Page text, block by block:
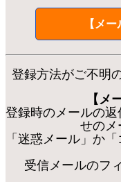
【メ
登録方法がご不明
【メ
登録時のメールの
せのメ
「迷惑メール」か
受信メールのフ